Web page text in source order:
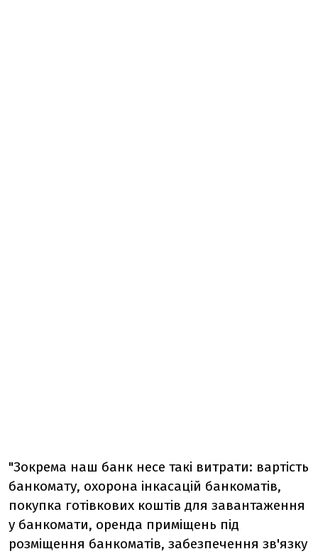
"Зокрема наш банк несе такі витрати: вартість
банкомату, охорона інкасацій банкоматів,
покупка готівкових коштів для завантаження
у банкомати, оренда приміщень під
розміщення банкоматів, забезпечення зв'язку